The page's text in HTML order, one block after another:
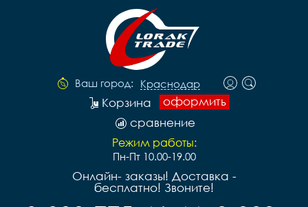
Ваш город: Краснодар
оформить
Корзина
сравнение
Режим работы:
Пн-Пт 10.00-19.00
Онлайн- заказы! Доставка -
бесплатно! Звоните!